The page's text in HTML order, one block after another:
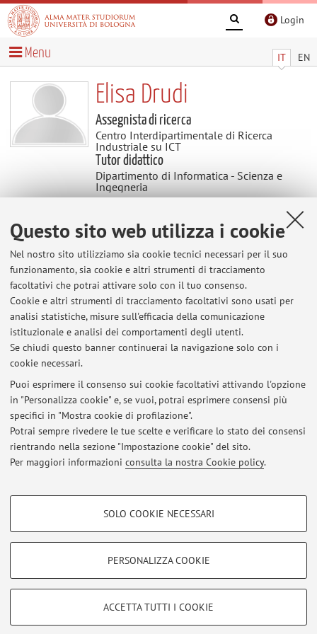
Questo sito web utilizza i cookie
Nel nostro sito utilizziamo sia cookie tecnici necessari per il suo
funzionamento, sia cookie e altri strumenti di tracciamento
facoltativi che potrai attivare solo con il tuo consenso.
Cookie e altri strumenti di tracciamento facoltativi sono usati per
analisi statistiche, misure sull'efficacia della comunicazione
istituzionale e analisi dei comportamenti degli utenti.
Se chiudi questo banner continuerai la navigazione solo con i
cookie necessari.
Puoi esprimere il consenso sui cookie facoltativi attivando l'opzione
in "Personalizza cookie" e, se vuoi, potrai esprimere consensi più
specifici in "Mostra cookie di profilazione".
Potrai sempre rivedere le tue scelte e verificare lo stato dei consensi
rientrando nella sezione "Impostazione cookie" del sito.
Per maggiori informazioni consulta la nostra Cookie policy.
COOKIE DI PROFILAZIONE - FACOLTATIVI
COOKIE TECNICI - NECESSARI
Si tratta di cookie tecnici utilizzati, a titolo esemplificativo, per il corretto
SOLO COOKIE NECESSARI
PERSONALIZZA COOKIE
ACCETTA TUTTI I COOKIE
Login
IT EN
Menu
Elisa Drudi
Assegnista di ricerca
Centro Interdipartimentale di Ricerca
Industriale su ICT
Tutor didattico
Dipartimento di Informatica - Scienza e
Ingegneria
Contatti
E-mail: elisa.drudi5@unibo.it
Centro Interdipartimentale di Ricerca Industriale su ICT
Viale del Risorgimento 2, Bologna -
Vai alla mappa
Ultimi avvisi
Al momento non sono presenti avvisi.
Area riservata
Accedi tramiteloginper gestire tutti i contenuti del sito.
Zamboni, 33 - 40126 Bologna - Partita IVA: 01131710376